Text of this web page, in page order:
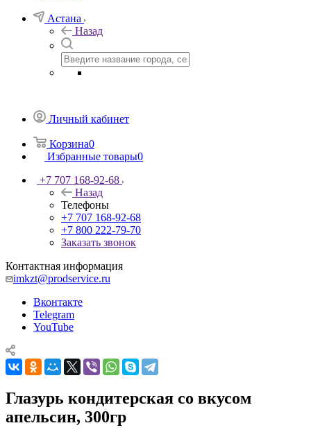
Астана
Назад
Личный кабинет
Корзина0
Избранные товары0
+7 707 168-92-68
Назад
Телефоны
+7 707 168-92-68
+7 800 222-79-70
Заказать звонок
Контактная информация
imkzt@prodservice.ru
Вконтакте
Telegram
YouTube
Глазурь кондитерская со вкусом
апельсин, 300гр